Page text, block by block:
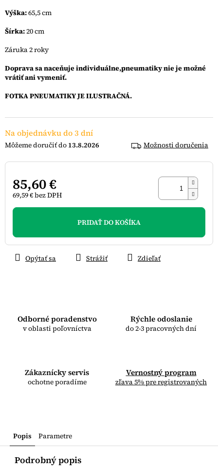
Na objednávku do 3 dní
13.8.2026 Možnosti doručenia
85,60 €
69,59 € bez DPH
Jednotková
PRIDAŤ DO KOŠÍKA
Odborné poradenstvo
v oblasti poľovníctva
Rýchle odoslanie
do 2-3 pracovných dní
Zákaznícky servis
ochotne poradíme
Vernostný program
zľava 5% pre registrovaných
Výška:65,5 cm
Šírka:20 cm
Záruka 2 roky
Doprava sa naceňuje individuálne,pneumatiky nie je možné
vrátiť ani vymeniť.
FOTKA PNEUMATIKY JE ILUSTRAČNÁ.
Opýtať sa Strážiť Zdieľať
Popis Parametre
Podrobný popis